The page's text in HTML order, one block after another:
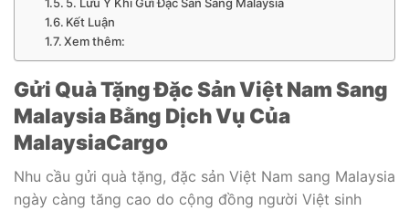
Kết Luận
Xem thêm:
Gửi Quà Tặng Đặc Sản Việt Nam Sang
MalaysiaBằng Dịch Vụ Của
MalaysiaCargo
Nhu cầu gửi quà tặng, đặc sản Việt Nam sang Malaysia
ngày càng tăng cao do cộng đồng người Việt sinh